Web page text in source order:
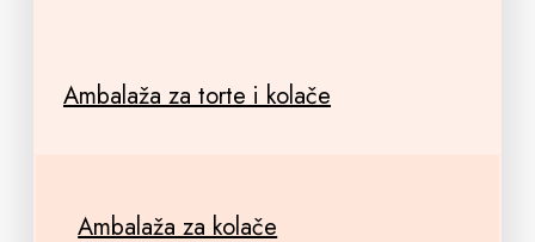
Ambalaža za torte i kolače
Ambalaža za kolače